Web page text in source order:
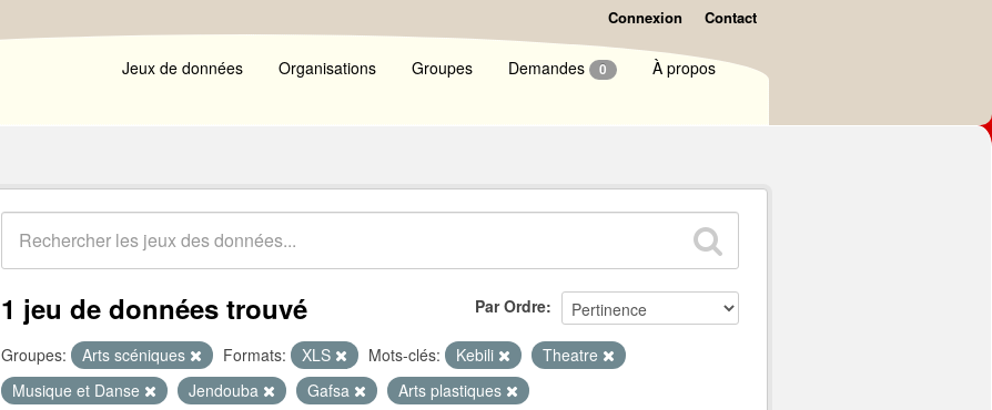
Connexion Contact
Jeux de données Organisations Groupes Demandes 0 À propos
Par Ordre
1 jeu de données trouvé
Groupes: Arts scéniques Formats: XLS Mots-clés: Kebili
Theatre
Musique et Danse
Jendouba Gafsa Arts plastiques